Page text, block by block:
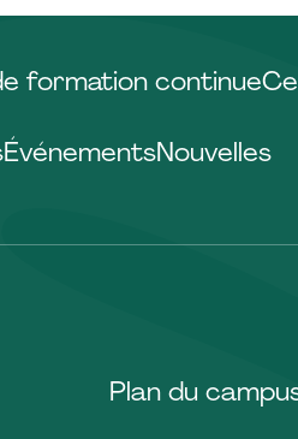
formation continue
ÉvénementsNouvelles
Plan du